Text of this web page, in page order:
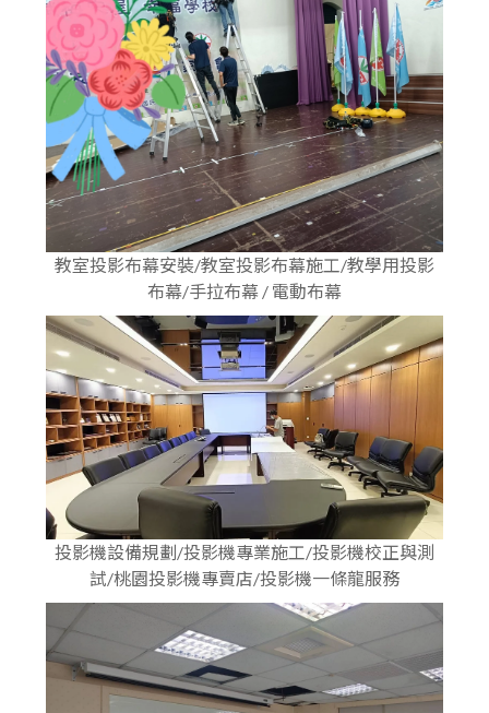
教室投影布幕安裝/教室投影布幕施工/教學用投影
布幕/手拉布幕 / 電動布幕
投影機設備規劃/投影機專業施工/投影機校正與測
試/桃園投影機專賣店/投影機一條龍服務